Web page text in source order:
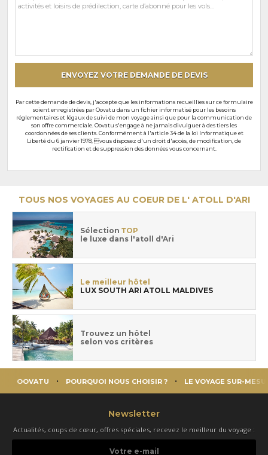
commentaires
ENVOYEZ VOTRE DEMANDE DE DEVIS
Par cette demande de devis, j'accepte que les informations recueillies sur ce formulaire
soient enregistrées par Oovatu dans un fichier informatisé pour les besoins
réglementaires et légaux de suivi de mon voyage ainsi que pour la communication de
son offre commerciale. Oovatu s'engage à ne jamais divulguer à des tiers les
coordonnées de ses clients. Conformément à l'article 34 de la loi Informatique et
Liberté du 6 janvier 1978, vous disposez d'un droit d'accès, de modification, de
rectification et de suppression des données vous concernant.
TOUS NOS VOYAGES AU COEUR DE L' ATOLL D'ARI
Sélection TOP
le luxe dans l'atoll d'Ari
Le meilleur hôtel
LUX SOUTH ARI ATOLL MALDIVES
Trouvez un hôtel
selon vos critères
OOVATU POURQUOI NOUS CHOISIR ? LE VOYAGE SUR-
Newsletter
Actualités, coups de cœur, offres spéciales, recevez le meilleur du voyage :